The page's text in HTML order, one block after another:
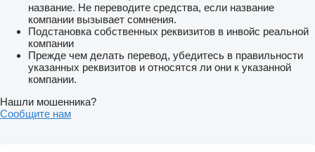
название. Не переводите средства, если название
компании вызывает сомнения.
Подстановка собственных реквизитов в инвойс реальной
компании
Прежде чем делать перевод, убедитесь в правильности
указанных реквизитов и относятся ли они к указанной
компании.
Нашли мошенника?
Сообщите нам